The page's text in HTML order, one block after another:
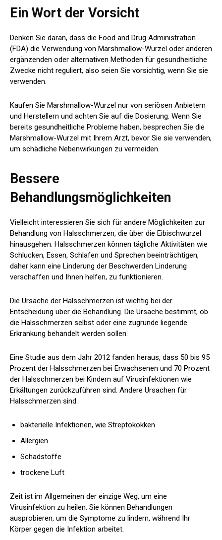
Ein Wort der Vorsicht
Denken Sie daran, dass die Food and Drug Administration
(FDA) die Verwendung von Marshmallow-Wurzel oder anderen
ergänzenden oder alternativen Methoden für gesundheitliche
Zwecke nicht reguliert, also seien Sie vorsichtig, wenn Sie sie
verwenden.
Kaufen Sie Marshmallow-Wurzel nur von seriösen Anbietern
und Herstellern und achten Sie auf die Dosierung. Wenn Sie
bereits gesundheitliche Probleme haben, besprechen Sie die
Marshmallow-Wurzel mit Ihrem Arzt, bevor Sie sie verwenden,
um schädliche Nebenwirkungen zu vermeiden.
Bessere
Behandlungsmöglichkeiten
Vielleicht interessieren Sie sich für andere Möglichkeiten zur
Behandlung von Halsschmerzen, die über die Eibischwurzel
hinausgehen. Halsschmerzen können tägliche Aktivitäten wie
Schlucken, Essen, Schlafen und Sprechen beeinträchtigen,
daher kann eine Linderung der Beschwerden Linderung
verschaffen und Ihnen helfen, zu funktionieren.
Die Ursache der Halsschmerzen ist wichtig bei der
Entscheidung über die Behandlung. Die Ursache bestimmt, ob
die Halsschmerzen selbst oder eine zugrunde liegende
Erkrankung behandelt werden sollen.
Eine Studie aus dem Jahr 2012 fanden heraus, dass 50 bis 95
Prozent der Halsschmerzen bei Erwachsenen und 70 Prozent
der Halsschmerzen bei Kindern auf Virusinfektionen wie
Erkältungen zurückzuführen sind. Andere Ursachen für
Halsschmerzen sind:
bakterielle Infektionen, wie Streptokokken
Allergien
Schadstoffe
trockene Luft
Zeit ist im Allgemeinen der einzige Weg, um eine
Virusinfektion zu heilen. Sie können Behandlungen
ausprobieren, um die Symptome zu lindern, während Ihr
Körper gegen die Infektion arbeitet.